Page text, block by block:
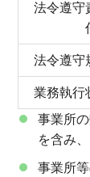
法令遵守
法令遵守
業務執行
事業所
を含み
事業所